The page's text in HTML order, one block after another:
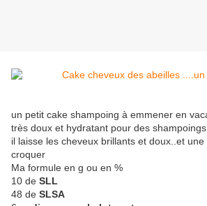
un petit cake shampoing à emmener en
très doux et hydratant pour des
il laisse les cheveux brillants et doux..et
croquer
Ma formule en g ou en %
10 de SLL
48 de SLSA